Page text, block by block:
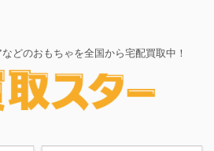
どのおもちゃを全国から宅配買取中！